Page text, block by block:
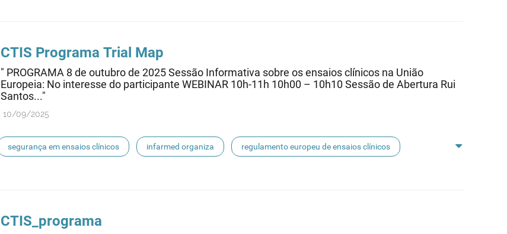
CTIS Programa Trial Map
" PROGRAMA 8 de outubro de 2025 Sessão Informativa sobre os ensaios clínicos na União
Europeia: No interesse do participante WEBINAR 10h-11h 10h00 – 10h10 Sessão de Abertura Rui
Santos..."
10/09/2025
segurança em ensaios clínicos infarmed organiza regulamento europeu de ensaios clínicos
CTIS_programa